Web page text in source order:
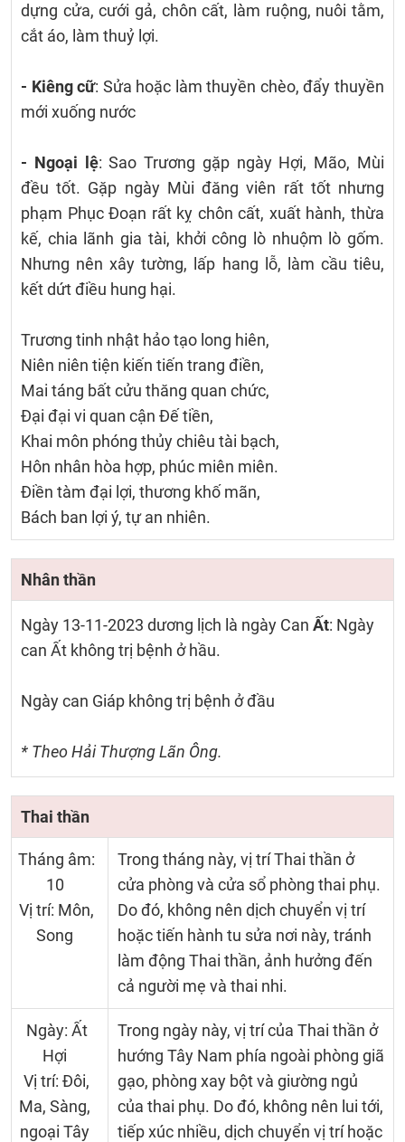
dựng cửa, cưới gả, chôn cất, làm ruộng, nuôi tằm,
cắt áo, làm thuỷ lợi.
- Kiêng cữ: Sửa hoặc làm thuyền chèo, đẩy thuyền
mới xuống nước
- Ngoại lệ: Sao Trương gặp ngày Hợi, Mão, Mùi
đều tốt. Gặp ngày Mùi đăng viên rất tốt nhưng
phạm Phục Đoạn rất kỵ chôn cất, xuất hành, thừa
kế, chia lãnh gia tài, khởi công lò nhuộm lò gốm.
Nhưng nên xây tường, lấp hang lỗ, làm cầu tiêu,
kết dứt điều hung hại.
Trương tinh nhật hảo tạo long hiên,
Niên niên tiện kiến tiến trang điền,
Mai táng bất cửu thăng quan chức,
Đại đại vi quan cận Đế tiền,
Khai môn phóng thủy chiêu tài bạch,
Hôn nhân hòa hợp, phúc miên miên.
Điền tàm đại lợi, thương khố mãn,
Bách ban lợi ý, tự an nhiên.
Nhân thần
Ngày 13-11-2023 dương lịch là ngày Can Ất: Ngày
can Ất không trị bệnh ở hầu.
Ngày can Giáp không trị bệnh ở đầu
* Theo Hải Thượng Lãn Ông.
Thai thần
Tháng âm:
10
Vị trí: Môn,
Song
Trong tháng này, vị trí Thai thần ở
cửa phòng và cửa sổ phòng thai phụ.
Do đó, không nên dịch chuyển vị trí
hoặc tiến hành tu sửa nơi này, tránh
làm động Thai thần, ảnh hưởng đến
cả người mẹ và thai nhi.
Ngày: Ất
Hợi
Vị trí: Đôi,
Ma, Sàng,
ngoại Tây
Trong ngày này, vị trí của Thai thần ở
hướng Tây Nam phía ngoài phòng giã
gạo, phòng xay bột và giường ngủ
của thai phụ. Do đó, không nên lui tới,
tiếp xúc nhiều, dịch chuyển vị trí hoặc